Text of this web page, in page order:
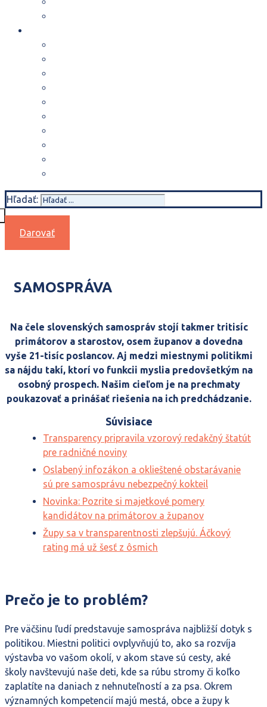
Hľadať:
Darovať
SAMOSPRÁVA
Na čele slovenských samospráv stojí takmer tritisíc
primátorov a starostov, osem županov a dovedna
vyše 21-tisíc poslancov. Aj medzi miestnymi politikmi
sa nájdu takí, ktorí vo funkcii myslia predovšetkým na
osobný prospech. Našim cieľom je na prechmaty
poukazovať a prinášať riešenia na ich predchádzanie.
Súvisiace
Transparency pripravila vzorový redakčný štatút
pre radničné noviny
Oslabený infozákon a oklieštené obstarávanie
sú pre samosprávu nebezpečný kokteil
Novinka: Pozrite si majetkové pomery
kandidátov na primátorov a županov
Župy sa v transparentnosti zlepšujú. Áčkový
rating má už šesť z ôsmich
Prečo je to problém?
Pre väčšinu ľudí predstavuje samospráva najbližší dotyk s
politikou. Miestni politici ovplyvňujú to, ako sa rozvíja
výstavba vo vašom okolí, v akom stave sú cesty, aké
školy navštevujú naše deti, kde sa rúbu stromy či koľko
zaplatíte na daniach z nehnuteľností a za psa. Okrem
významných kompetencií majú mestá, obce a župy k